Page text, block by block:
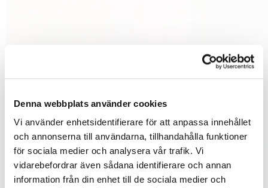
Denna webbplats använder cookies
Vi använder enhetsidentifierare för att anpassa innehållet
och annonserna till användarna, tillhandahålla funktioner
för sociala medier och analysera vår trafik. Vi
vidarebefordrar även sådana identifierare och annan
information från din enhet till de sociala medier och